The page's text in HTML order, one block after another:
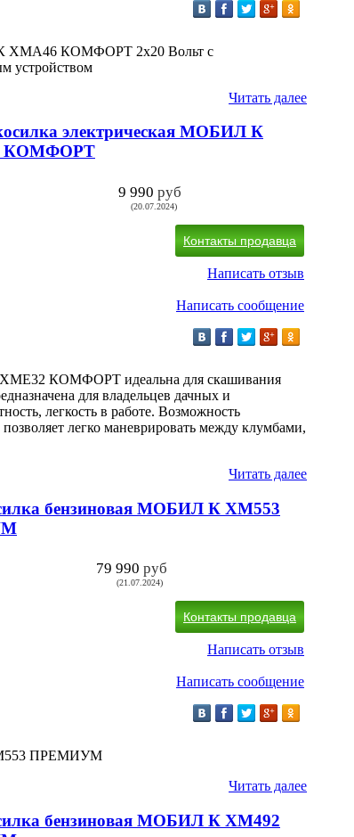
К XMA46 КОМФОРТ 2х20 Вольт с
устройством
Читать далее
электрическая МОБИЛ К
КОМФОРТ
9 990 руб
(20.07.2024)
Контакты продавца
Написать отзыв
Написать сообщение
КОМФОРТ идеальна для скашивания
для владельцев дачных и
легкость в работе. Возможность
легко маневрировать между клумбами,
Читать далее
бензиновая МОБИЛ К XM553
79 990 руб
(21.07.2024)
Контакты продавца
Написать отзыв
Написать сообщение
ПРЕМИУМ
Читать далее
бензиновая МОБИЛ К XM492